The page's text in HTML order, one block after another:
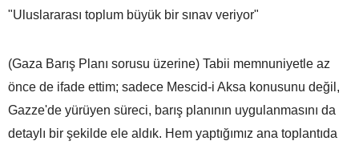
"Uluslararası toplum büyük bir sınav veriyor"
(Gaza Barış Planı sorusu üzerine) Tabii memnuniyetle az
önce de ifade ettim; sadece Mescid-i Aksa konusunu değil,
Gazze'de yürüyen süreci, barış planının uygulanmasını da
detaylı bir şekilde ele aldık. Hem yaptığımız ana toplantıda